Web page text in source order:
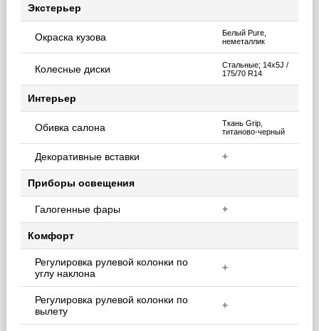
Экстерьер
Окраска кузова
Белый Pure,
неметаллик
Колесные диски
Стальные; 14x5J /
175/70 R14
Интерьер
Обивка салона
Ткань Grip,
титаново-черный
Декоративные вставки +
Приборы освещения
Галогенные фары +
Комфорт
Регулировка рулевой колонки по
углу наклона
+
Регулировка рулевой колонки по
вылету
+